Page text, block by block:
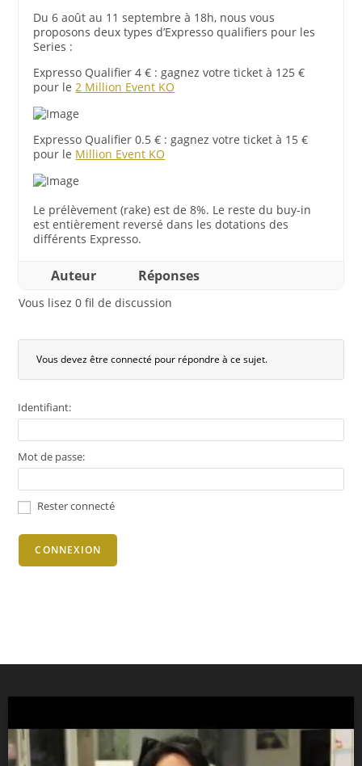
Du 6 août au 11 septembre à 18h, nous vous
proposons deux types d’Expresso qualifiers pour les
Series :
Expresso Qualifier 4 € : gagnez votre ticket à 125 €
pour le 2 Million Event KO
Expresso Qualifier 0.5 € : gagnez votre ticket à 15 €
pour le Million Event KO
Le prélèvement (rake) est de 8%. Le reste du buy-in
est entièrement reversé dans les dotations des
différents Expresso.
Auteur Réponses
Vous lisez 0 fil de discussion
Vous devez être connecté pour répondre à ce sujet.
Identifiant:
Mot de passe:
Rester connecté
CONNEXION